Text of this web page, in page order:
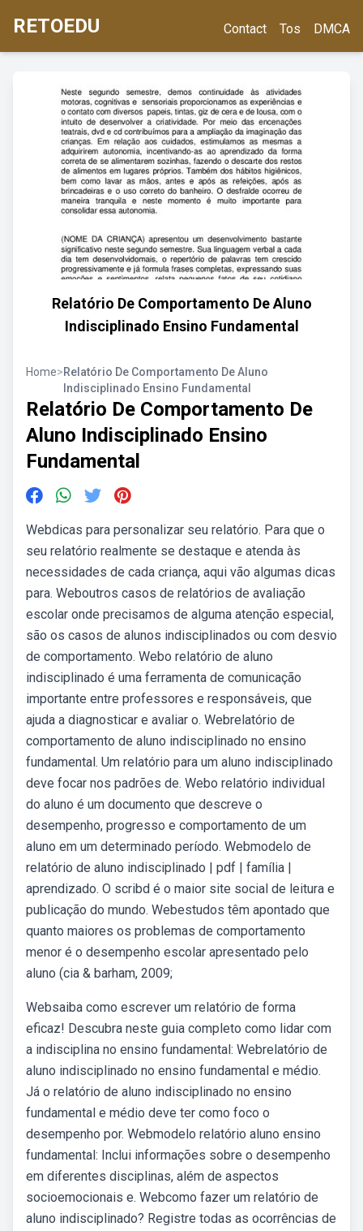
RETOEDU Contact Tos DMCA
Relatório De Comportamento De Aluno
Indisciplinado Ensino Fundamental
Home>Relatório De Comportamento De Aluno
Indisciplinado Ensino Fundamental
Relatório De Comportamento De
Aluno Indisciplinado Ensino
Fundamental
Webdicas para personalizar seu relatório. Para que o
seu relatório realmente se destaque e atenda às
necessidades de cada criança, aqui vão algumas dicas
para. Weboutros casos de relatórios de avaliação
escolar onde precisamos de alguma atenção especial,
são os casos de alunos indisciplinados ou com desvio
de comportamento. Webo relatório de aluno
indisciplinado é uma ferramenta de comunicação
importante entre professores e responsáveis, que
ajuda a diagnosticar e avaliar o. Webrelatório de
comportamento de aluno indisciplinado no ensino
fundamental. Um relatório para um aluno indisciplinado
deve focar nos padrões de. Webo relatório individual
do aluno é um documento que descreve o
desempenho, progresso e comportamento de um
aluno em um determinado período. Webmodelo de
relatório de aluno indisciplinado | pdf | família |
aprendizado. O scribd é o maior site social de leitura e
publicação do mundo. Webestudos têm apontado que
quanto maiores os problemas de comportamento
menor é o desempenho escolar apresentado pelo
aluno (cia & barham, 2009;
Websaiba como escrever um relatório de forma
eficaz! Descubra neste guia completo como lidar com
a indisciplina no ensino fundamental: Webrelatório de
aluno indisciplinado no ensino fundamental e médio.
Já o relatório de aluno indisciplinado no ensino
fundamental e médio deve ter como foco o
desempenho por. Webmodelo relatório aluno ensino
fundamental: Inclui informações sobre o desempenho
em diferentes disciplinas, além de aspectos
socioemocionais e. Webcomo fazer um relatório de
aluno indisciplinado? Registre todas as ocorrências de